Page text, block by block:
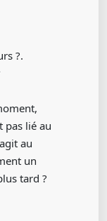
?.
pas lié au
au
un
tard ?